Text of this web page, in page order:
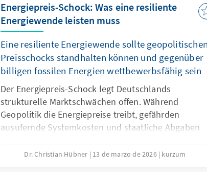
Energiepreis-Schock: Was eine resiliente
Energiewende leisten muss
Eine resiliente Energiewende sollte geopolitischen
Preisschocks standhalten können und gegenüber
billigen fossilen Energien wettbewerbsfähig sein
Der Energiepreis-Schock legt Deutschlands
strukturelle Marktschwächen offen. Während
Geopolitik die Energiepreise treibt, gefährden
ausufernde Systemkosten und staatliche Abgaben
Energiewende wirkt dem entgegen und ist auch bei
Dr. Christian Hübner 13 de marzo de 2026 kurzum